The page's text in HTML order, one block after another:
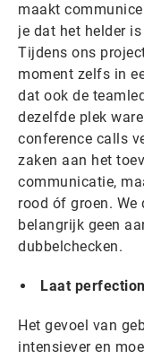
maakt
je dat het helder
Tijdens ons
moment zelfs in
dat ook de
dezelfde plek
conference calls
zaken aan het
communicatie,
rood óf groen. We
belangrijk geen
dubbelchecken.
Laat
Het gevoel van
intensiever en